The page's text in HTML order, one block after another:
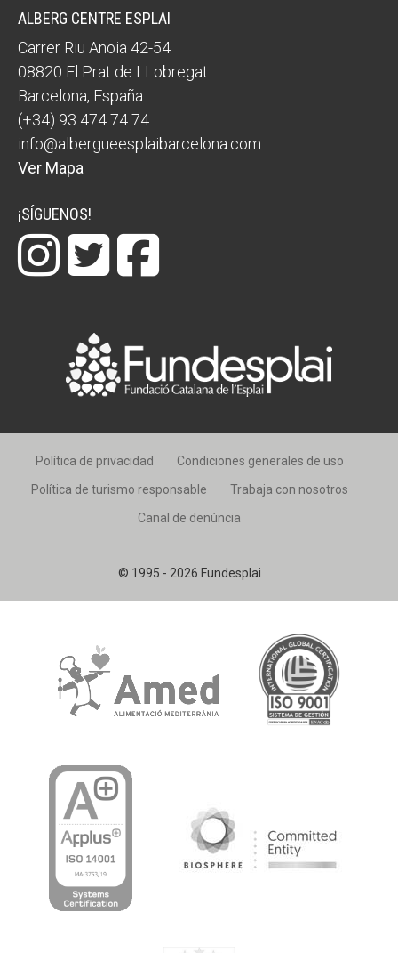
ALBERG CENTRE ESPLAI
Carrer Riu Anoia 42-54
08820 El Prat de LLobregat
Barcelona, España
(+34) 93 474 74 74
info@albergueesplaibarcelona.com
Ver Mapa
¡SÍGUENOS!
© 1995 - 2026 Fundesplai
Política de privacidad
Condiciones generales de uso
Política de turismo responsable
Trabaja con nosotros
Canal de denúncia